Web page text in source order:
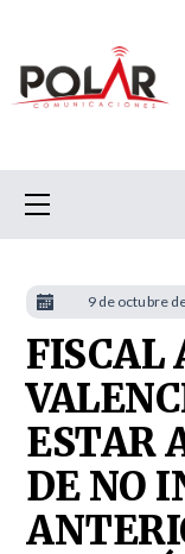
FISCAL
ESTAR
DE NO
9 de octubre